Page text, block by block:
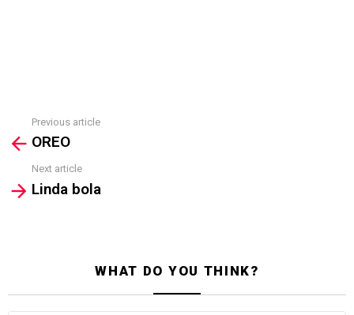
more
Previous article
OREO
Next article
Linda bola
WHAT DO YOU THINK?